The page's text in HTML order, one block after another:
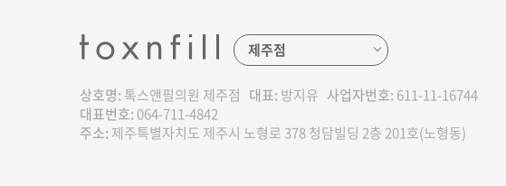
상호명: 톡스앤필의원 제주점 대표: 방지유 사업자번호: 611-11-16744
대표번호: 064-711-4842
주소: 제주특별자치도 제주시 노형로 378 청담빌딩 2층 201호(노형동)